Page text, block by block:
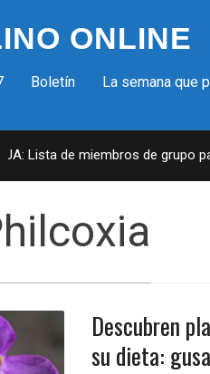
ONLINE
Boletín La semana que
Lista de miembros de grupo
Descubren
su dieta: